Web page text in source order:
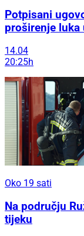
Potpisani
proširenje luka
14.04
20:25h
Oko 19 sati
Na području
tijeku